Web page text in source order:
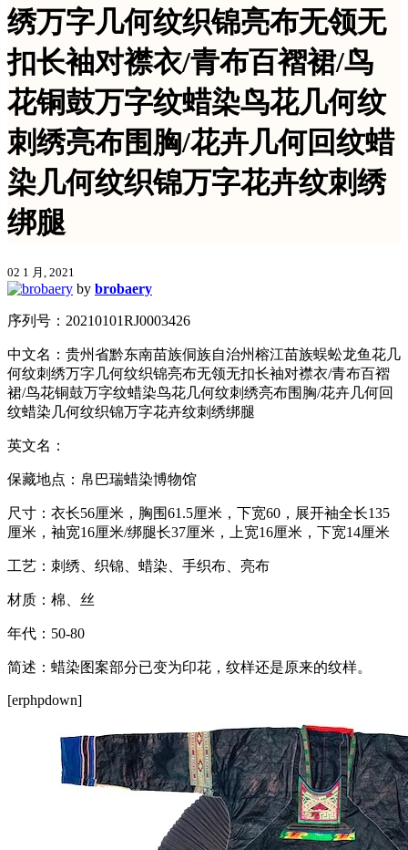
绣万字几何纹织锦亮布无领无
扣长袖对襟衣/青布百褶裙/鸟
花铜鼓万字纹蜡染鸟花几何纹
刺绣亮布围胸/花卉几何回纹蜡
染几何纹织锦万字花卉纹刺绣
绑腿
02 1 月, 2021
by brobaery
序列号：20210101RJ0003426
中文名：贵州省黔东南苗族侗族自治州榕江苗族蜈蚣龙鱼花几
何纹刺绣万字几何纹织锦亮布无领无扣长袖对襟衣/青布百褶
裙/鸟花铜鼓万字纹蜡染鸟花几何纹刺绣亮布围胸/花卉几何回
纹蜡染几何纹织锦万字花卉纹刺绣绑腿
英文名：
保藏地点：帛巴瑞蜡染博物馆
尺寸：衣长56厘米，胸围61.5厘米，下宽60，展开袖全长135
厘米，袖宽16厘米/绑腿长37厘米，上宽16厘米，下宽14厘米
工艺：刺绣、织锦、蜡染、手织布、亮布
材质：棉、丝
年代：50-80
简述：蜡染图案部分已变为印花，纹样还是原来的纹样。
[erphpdown]